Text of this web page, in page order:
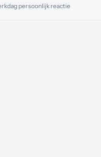
persoonlijk reactie